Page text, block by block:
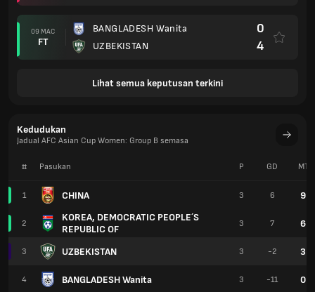
09 MAC
FT
BANGLADESH Wanita
UZBEKISTAN
0
4
Lihat semua keputusan terkini
Kedudukan
Jadual AFC Asian Cup Women: Group B semasa
# Pasukan
1 CHINA
2
KOREA, DEMOCRATIC PEOPLE´S
REPUBLIC OF
3 UZBEKISTAN
4 BANGLADESH Wanita
P GD MT
3 6 9
3 7 6
3 -2 3
3 -11 0